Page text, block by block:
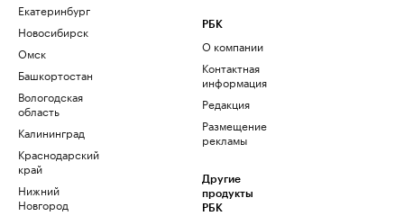
Екатеринбург
Новосибирск
Омск
Башкортостан
Вологодская
область
Калининград
Краснодарский
край
Нижний
Новгород
РБК
О компании
Контактная
информация
Редакция
Размещение
рекламы
Другие
продукты
РБК